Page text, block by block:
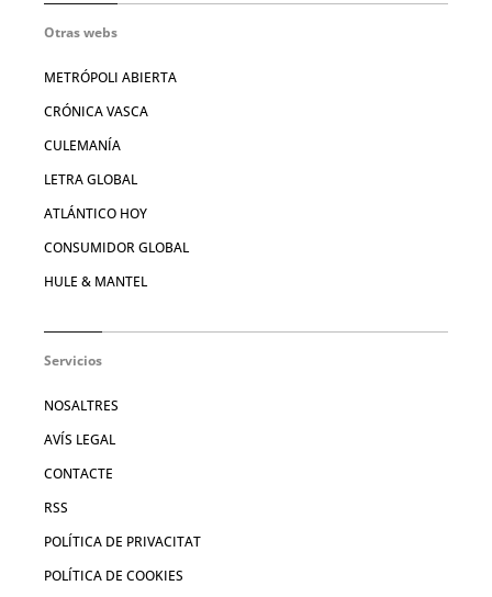
Otras webs
METRÓPOLI ABIERTA
CRÓNICA VASCA
CULEMANÍA
LETRA GLOBAL
ATLÁNTICO HOY
CONSUMIDOR GLOBAL
HULE & MANTEL
Servicios
NOSALTRES
AVÍS LEGAL
CONTACTE
RSS
POLÍTICA DE PRIVACITAT
POLÍTICA DE COOKIES